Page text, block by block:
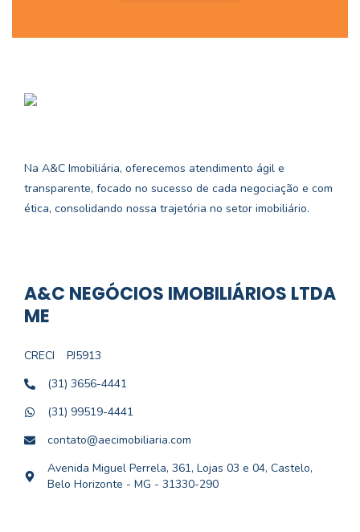
Na A&C Imobiliária, oferecemos atendimento ágil e
transparente, focado no sucesso de cada negociação e com
ética, consolidando nossa trajetória no setor imobiliário.
A&C NEGÓCIOS IMOBILIÁRIOS LTDA
ME
CRECI
PJ5913
(31) 3656-4441
(31) 99519-4441
contato@aecimobiliaria.com
Avenida Miguel Perrela, 361, Lojas 03 e 04, Castelo,
Belo Horizonte - MG - 31330-290